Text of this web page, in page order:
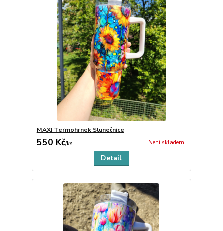
MAXI Termohrnek Slunečnice
550 Kč/ks Není skladem
Detail